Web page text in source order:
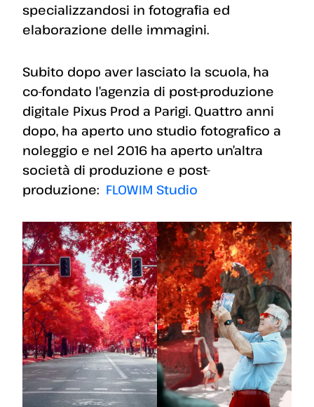
specializzandosi in fotografia ed
elaborazione delle immagini.
Subito dopo aver lasciato la scuola, ha
co-fondato l’agenzia di post-produzione
digitale Pixus Prod a Parigi. Quattro anni
dopo, ha aperto uno studio fotografico a
noleggio e nel 2016 ha aperto un’altra
società di produzione e post-
produzione: FLOWIM Studio